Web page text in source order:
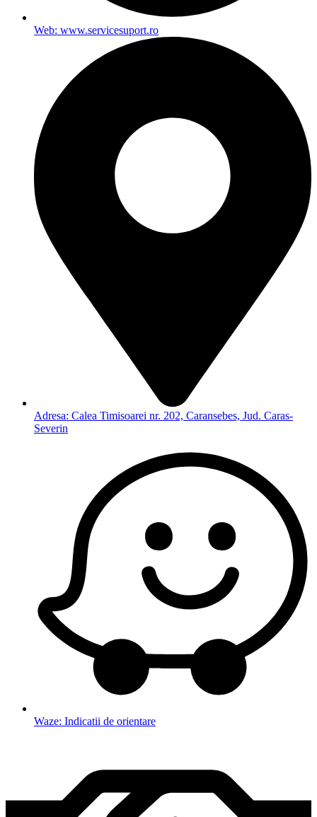
Web: www.servicesuport.ro
Adresa: Calea Timisoarei nr. 202, Caransebes, Jud. Caras-
Severin
Waze: Indicatii de orientare